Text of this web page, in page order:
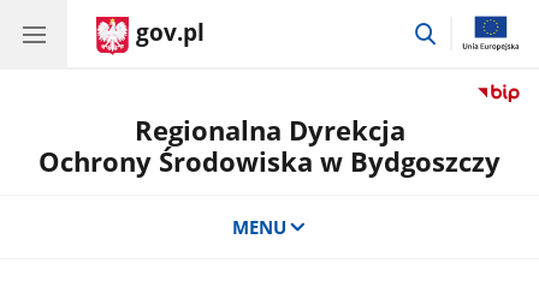
gov.pl
przejdź
Regionalna Dyrekcja
Ochrony Środowiska w Bydgoszczy
MENU